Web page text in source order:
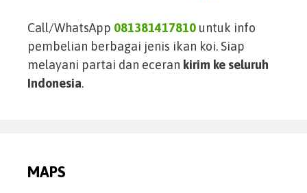
Call/WhatsApp 081381417810 untuk info
pembelian berbagai jenis ikan koi. Siap
melayani partai dan eceran kirim ke seluruh
Indonesia.
MAPS